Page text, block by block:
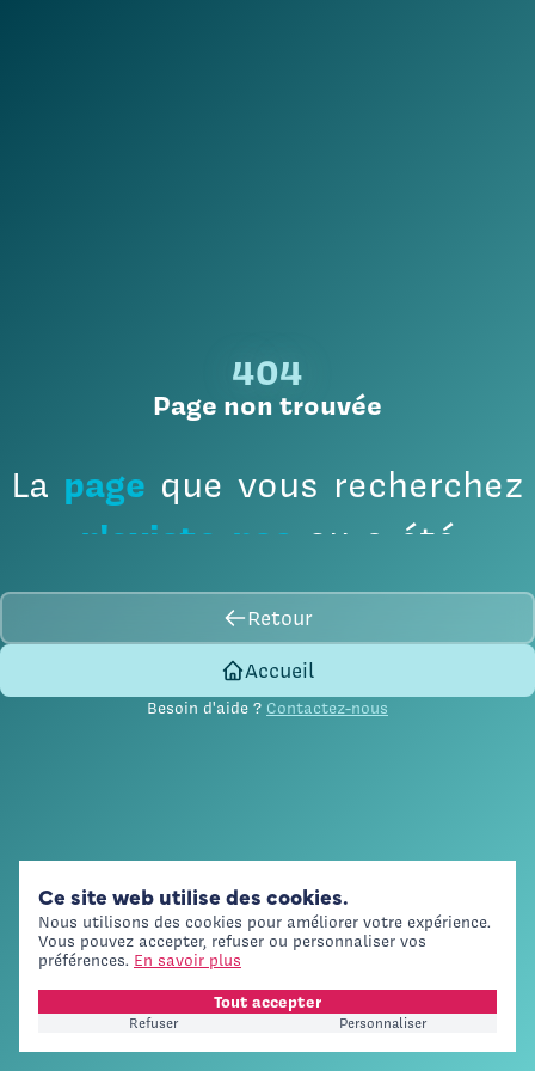
404
Page non trouvée
La page que vous recherchez
n'existe pas ou a été
déplacée.
Retour
Accueil
Besoin d'aide ? Contactez-nous
Ce site web utilise des cookies.
Nous utilisons des cookies pour améliorer votre expérience.
Vous pouvez accepter, refuser ou personnaliser vos
préférences. En savoir plus
Tout accepter
Refuser Personnaliser